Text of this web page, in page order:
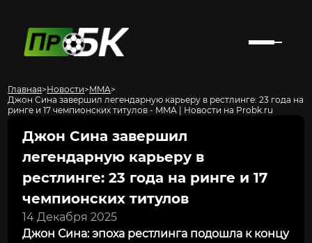
Главная>Новости>MMA>
Джон Сина завершил легендарную карьеру в рестлинге: 23 года на
ринге и 17 чемпионских титулов - MMA | Новости на Probk.ru
Джон Сина завершил
легендарную карьеру в
рестлинге: 23 года на ринге и 17
чемпионских титулов
14 Декабря 2025
Джон Сина: эпоха рестлинга подошла к концу